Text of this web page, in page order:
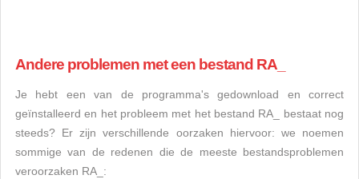
Andere problemen met een bestand RA_
Je hebt een van de programma's gedownload en correct
geïnstalleerd en het probleem met het bestand RA_ bestaat nog
steeds? Er zijn verschillende oorzaken hiervoor: we noemen
sommige van de redenen die de meeste bestandsproblemen
veroorzaken RA_: